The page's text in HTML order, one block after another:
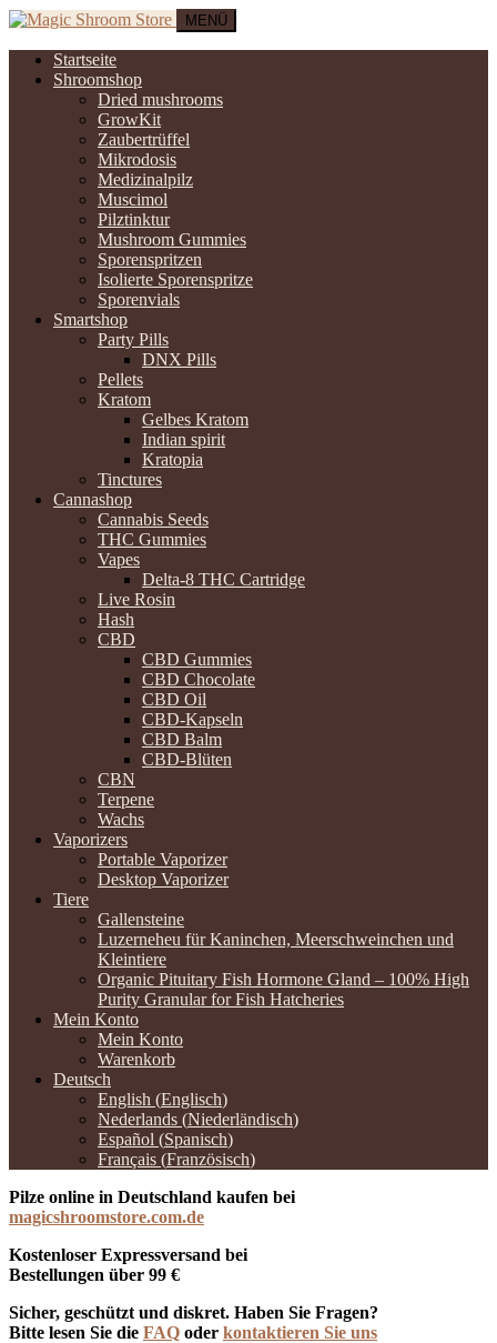
MENÜ
Startseite
Shroomshop
Dried mushrooms
GrowKit
Zaubertrüffel
Mikrodosis
Medizinalpilz
Muscimol
Pilztinktur
Mushroom Gummies
Sporenspritzen
Isolierte Sporenspritze
Sporenvials
Smartshop
Party Pills
DNX Pills
Pellets
Kratom
Gelbes Kratom
Indian spirit
Kratopia
Tinctures
Cannashop
Cannabis Seeds
THC Gummies
Vapes
Delta-8 THC Cartridge
Live Rosin
Hash
CBD
CBD Gummies
CBD Chocolate
CBD Oil
CBD-Kapseln
CBD Balm
CBD-Blüten
CBN
Terpene
Wachs
Vaporizers
Portable Vaporizer
Desktop Vaporizer
Tiere
Gallensteine
Luzerneheu für Kaninchen, Meerschweinchen und
Kleintiere
Organic Pituitary Fish Hormone Gland – 100% High
Purity Granular for Fish Hatcheries
Mein Konto
Mein Konto
Warenkorb
Deutsch
English (Englisch)
Nederlands (Niederländisch)
Español (Spanisch)
Français (Französisch)
Pilze online in Deutschland kaufen bei
magicshroomstore.com.de
Kostenloser Expressversand bei
Bestellungen über 99 €
Sicher, geschützt und diskret. Haben Sie Fragen?
Bitte lesen Sie die FAQ oder kontaktieren Sie uns